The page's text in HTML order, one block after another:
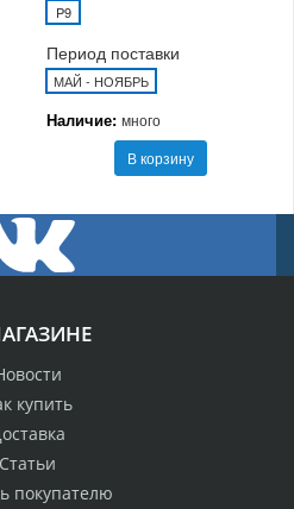
P9
Период поставки
МАЙ - НОЯБРЬ
Наличие: много
В корзину
купить
Статьи
покупателю